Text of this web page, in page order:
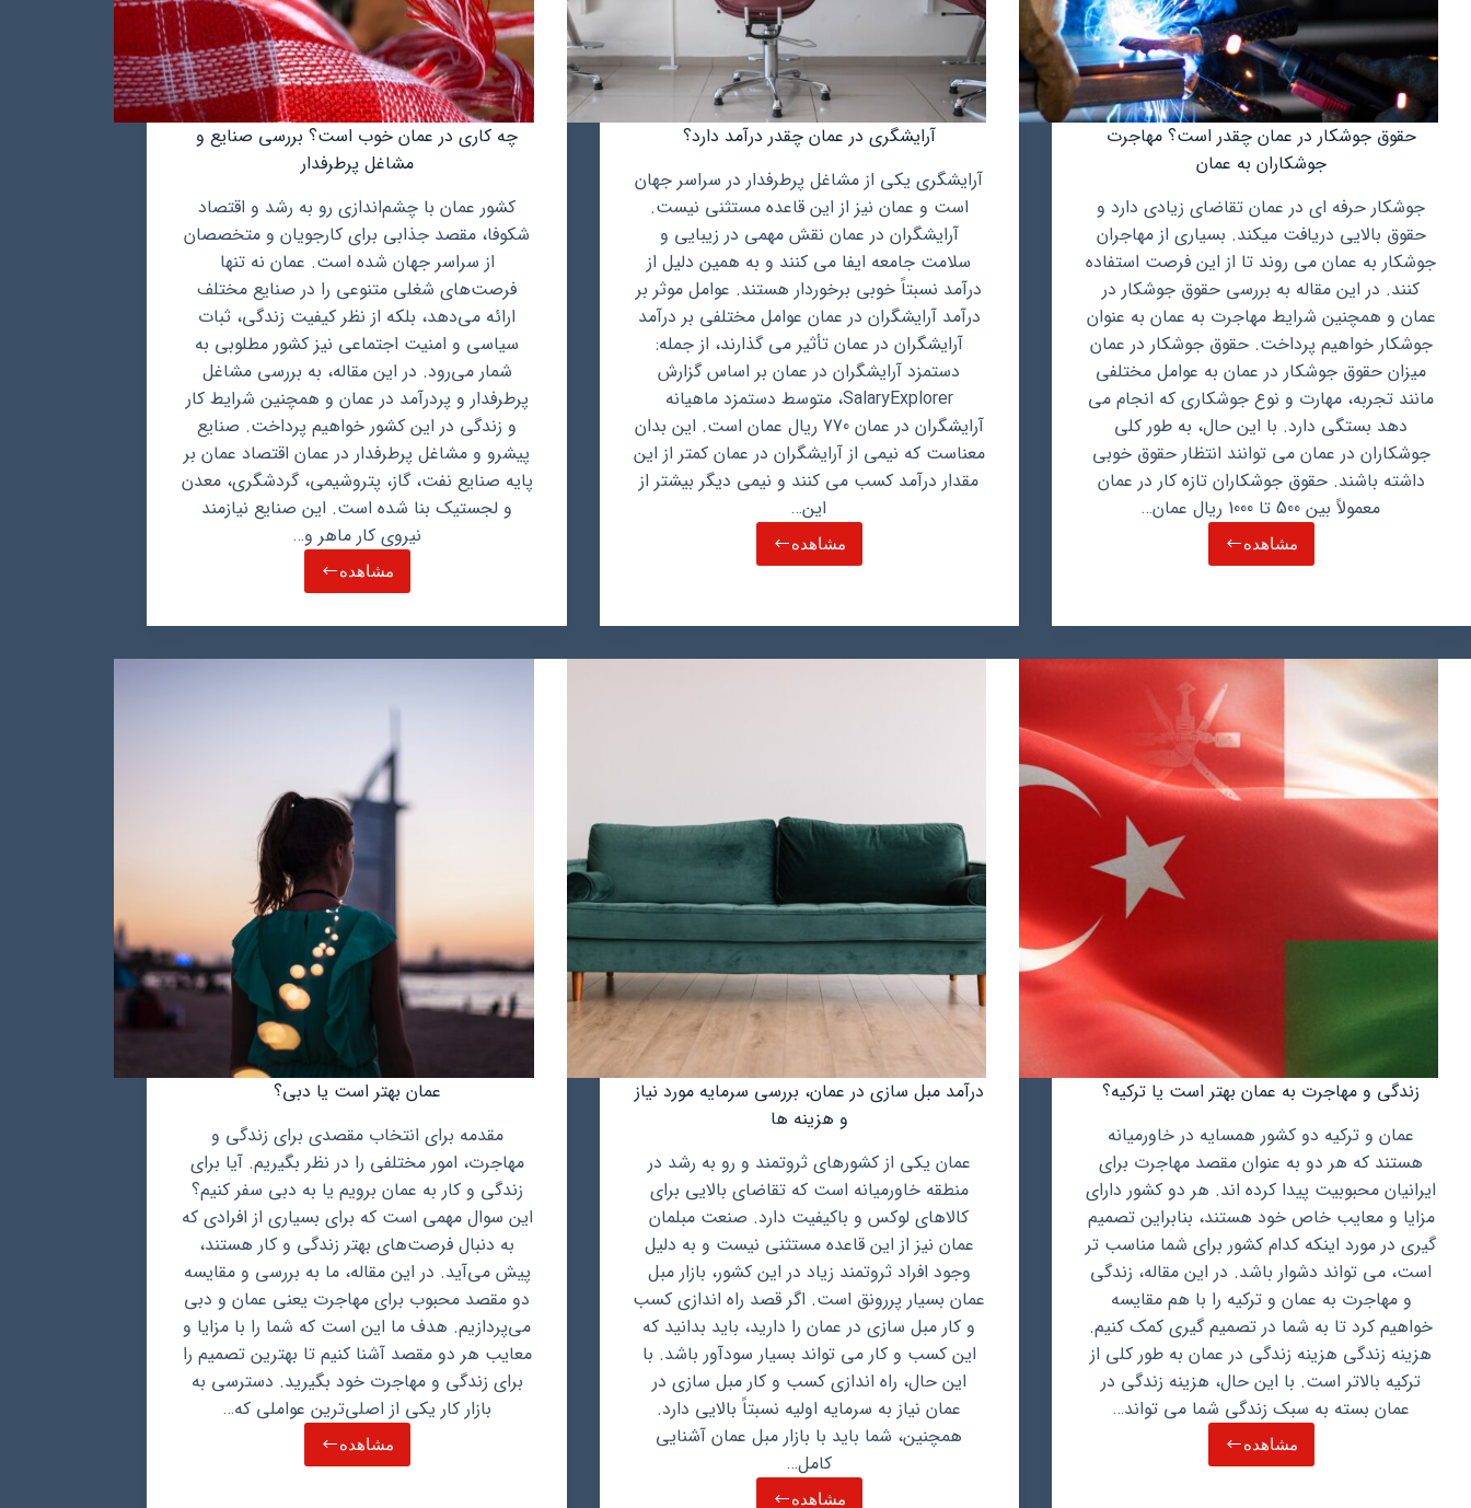
حقوق جوشکار در عمان چقدر است؟ مهاجرت
جوشکاران به عمان
جوشکار حرفه ای در عمان تقاضای زیادی دارد و
حقوق بالایی دریافت میکند. بسیاری از مهاجران
جوشکار به عمان می روند تا از این فرصت استفاده
کنند. در این مقاله به بررسی حقوق جوشکار در
عمان و همچنین شرایط مهاجرت به عمان به عنوان
جوشکار خواهیم پرداخت. حقوق جوشکار در عمان
میزان حقوق جوشکار در عمان به عوامل مختلفی
مانند تجربه، مهارت و نوع جوشکاری که انجام می
دهد بستگی دارد. با این حال، به طور کلی
جوشکاران در عمان می توانند انتظار حقوق خوبی
داشته باشند. حقوق جوشکاران تازه کار در عمان
معمولاً بین 500 تا 1000 ریال عمان…
مشاهدهحقوق
است؟
مهاجرت
جوشکاران
عمان
آرایشگری در عمان چقدر درآمد دارد؟
آرایشگری یکی از مشاغل پرطرفدار در سراسر جهان
است و عمان نیز از این قاعده مستثنی نیست.
آرایشگران در عمان نقش مهمی در زیبایی و
سلامت جامعه ایفا می کنند و به همین دلیل از
درآمد نسبتاً خوبی برخوردار هستند. عوامل موثر بر
درآمد آرایشگران در عمان عوامل مختلفی بر درآمد
آرایشگران در عمان تأثیر می گذارند، از جمله:
دستمزد آرایشگران در عمان بر اساس گزارش
SalaryExplorer، متوسط ​​دستمزد ماهیانه
آرایشگران در عمان 770 ریال عمان است. این بدان
معناست که نیمی از آرایشگران در عمان کمتر از این
مقدار درآمد کسب می کنند و نیمی دیگر بیشتر از
این…
مشاهدهآرایشگری
دارد؟
چه کاری در عمان خوب است؟ بررسی صنایع و
مشاغل پرطرفدار
کشور عمان با چشم‌اندازی رو به رشد و اقتصاد
شکوفا، مقصد جذابی برای کارجویان و متخصصان
از سراسر جهان شده است. عمان نه تنها
فرصت‌های شغلی متنوعی را در صنایع مختلف
ارائه می‌دهد، بلکه از نظر کیفیت زندگی، ثبات
سیاسی و امنیت اجتماعی نیز کشور مطلوبی به
شمار می‌رود. در این مقاله، به بررسی مشاغل
پرطرفدار و پردرآمد در عمان و همچنین شرایط کار
و زندگی در این کشور خواهیم پرداخت. صنایع
پیشرو و مشاغل پرطرفدار در عمان اقتصاد عمان بر
پایه صنایع نفت، گاز، پتروشیمی، گردشگری، معدن
و لجستیک بنا شده است. این صنایع نیازمند
نیروی کار ماهر و…
مشاهده
چه
در
خوب
پرطرفدار
زندگی و مهاجرت به عمان بهتر است یا ترکیه؟
عمان و ترکیه دو کشور همسایه در خاورمیانه
هستند که هر دو به عنوان مقصد مهاجرت برای
ایرانیان محبوبیت پیدا کرده اند. هر دو کشور دارای
مزایا و معایب خاص خود هستند، بنابراین تصمیم
گیری در مورد اینکه کدام کشور برای شما مناسب تر
است، می تواند دشوار باشد. در این مقاله، زندگی
و مهاجرت به عمان و ترکیه را با هم مقایسه
خواهیم کرد تا به شما در تصمیم گیری کمک کنیم.
هزینه زندگی هزینه زندگی در عمان به طور کلی از
ترکیه بالاتر است. با این حال، هزینه زندگی در
عمان بسته به سبک زندگی شما می تواند…
مشاهدهزندگی
درآمد مبل سازی در عمان، بررسی سرمایه مورد نیاز
و هزینه ها
عمان یکی از کشورهای ثروتمند و رو به رشد در
منطقه خاورمیانه است که تقاضای بالایی برای
کالاهای لوکس و باکیفیت دارد. صنعت مبلمان
عمان نیز از این قاعده مستثنی نیست و به دلیل
وجود افراد ثروتمند زیاد در این کشور، بازار مبل
عمان بسیار پررونق است. اگر قصد راه اندازی کسب
و کار مبل سازی در عمان را دارید، باید بدانید که
این کسب و کار می تواند بسیار سودآور باشد. با
این حال، راه اندازی کسب و کار مبل سازی در
عمان نیاز به سرمایه اولیه نسبتاً بالایی دارد.
همچنین، شما باید با بازار مبل عمان آشنایی
کامل…
مشاهده
عمان بهتر است یا دبی؟
مقدمه برای انتخاب مقصدی برای زندگی و
مهاجرت، امور مختلفی را در نظر بگیریم. آیا برای
زندگی و کار به عمان برویم یا به دبی سفر کنیم؟
این سوال مهمی است که برای بسیاری از افرادی که
به دنبال فرصت‌های بهتر زندگی و کار هستند،
پیش می‌آید. در این مقاله، ما به بررسی و مقایسه
دو مقصد محبوب برای مهاجرت یعنی عمان و دبی
می‌پردازیم. هدف ما این است که شما را با مزایا و
معایب هر دو مقصد آشنا کنیم تا بهترین تصمیم را
برای زندگی و مهاجرت خود بگیرید. دسترسی به
بازار کار یکی از اصلی‌ترین عواملی که…
مشاهدهعمان